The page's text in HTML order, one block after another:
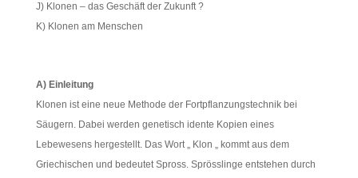
J) Klonen – das Geschäft der Zukunft ?
K) Klonen am Menschen
A) Einleitung
Klonen ist eine neue Methode der Fortpflanzungstechnik bei
Säugern. Dabei werden genetisch idente Kopien eines
Lebewesens hergestellt. Das Wort „ Klon „ kommt aus dem
Griechischen und bedeutet Spross. Sprösslinge entstehen durch